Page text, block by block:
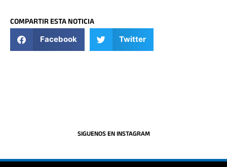
COMPARTIR ESTA NOTICIA
Facebook Twitter
SIGUENOS EN INSTAGRAM